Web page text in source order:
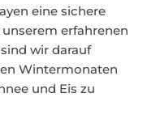
eine sichere
erfahrenen
wir darauf
Wintermonaten
und Eis zu